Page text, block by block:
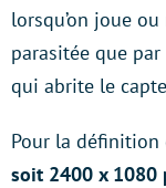
lorsqu’on joue ou
parasitée que
qui abrite le
Pour la définition
soit 2400 x 1080